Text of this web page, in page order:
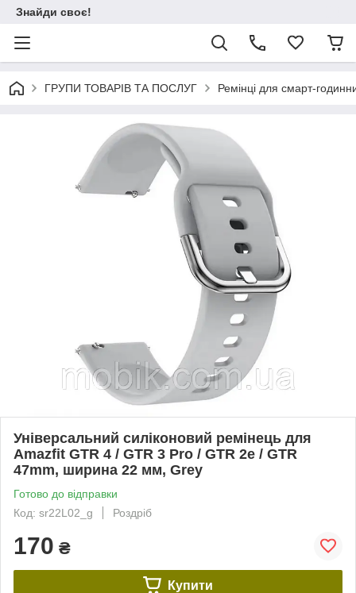
Знайди своє!
ГРУПИ ТОВАРІВ ТА ПОСЛУГ Ремінці для смарт-
Універсальний силіконовий ремінець для
Amazfit GTR 4 / GTR 3 Pro / GTR 2e / GTR
47mm, ширина 22 мм, Grey
Готово до відправки
Код: sr22L02_g
Роздріб
170 ₴
Купити